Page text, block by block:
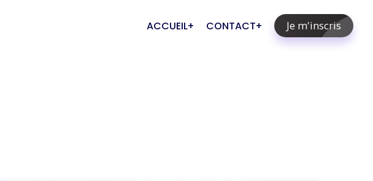
ACCUEIL CONTACT Je m'inscris